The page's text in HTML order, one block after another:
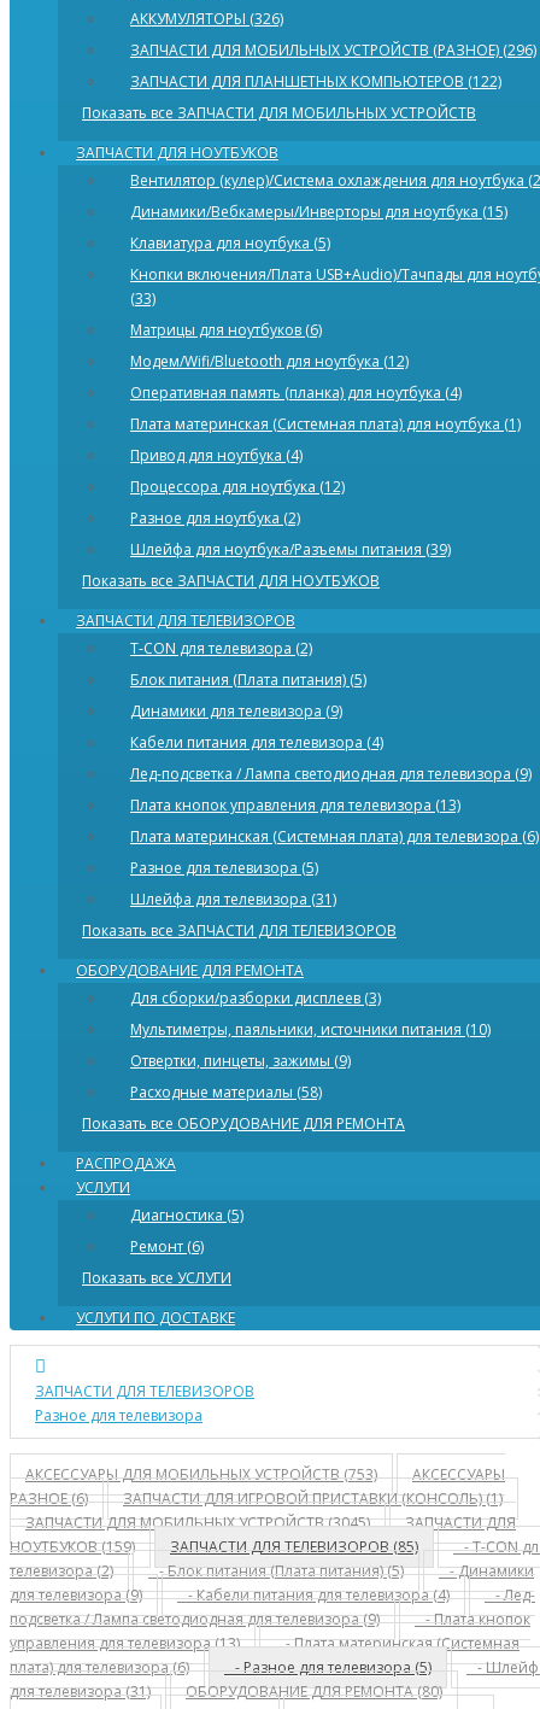
АККУМУЛЯТОРЫ (326)
ЗАПЧАСТИ ДЛЯ МОБИЛЬНЫХ УСТРОЙСТВ (РАЗНОЕ) (296)
ЗАПЧАСТИ ДЛЯ ПЛАНШЕТНЫХ КОМПЬЮТЕРОВ (122)
Показать все ЗАПЧАСТИ ДЛЯ МОБИЛЬНЫХ УСТРОЙСТВ
ЗАПЧАСТИ ДЛЯ НОУТБУКОВ
Вентилятор (кулер)/Система охлаждения для ноутбука
Динамики/Bебкамеры/Инверторы для ноутбука (15)
Клавиатура для ноутбука (5)
Кнопки включения/Плата USB+Audio)/Тачпады для
(33)
Матрицы для ноутбуков (6)
Модем/Wifi/Bluetooth для ноутбука (12)
Оперативная память (планка) для ноутбука (4)
Плата материнская (Системная плата) для ноутбука (1)
Привод для ноутбука (4)
Процессора для ноутбука (12)
Разное для ноутбука (2)
Шлейфа для ноутбука/Разъемы питания (39)
Показать все ЗАПЧАСТИ ДЛЯ НОУТБУКОВ
ЗАПЧАСТИ ДЛЯ ТЕЛЕВИЗОРОВ
T-CON для телевизора (2)
Блок питания (Плата питания) (5)
Динамики для телевизора (9)
Кабели питания для телевизора (4)
Лед-подсветка / Лампа светодиодная для телевизора (9)
Плата кнопок управления для телевизора (13)
Плата материнская (Системная плата) для телевизора (6)
Разное для телевизора (5)
Шлейфа для телевизора (31)
Показать все ЗАПЧАСТИ ДЛЯ ТЕЛЕВИЗОРОВ
ОБОРУДОВАНИЕ ДЛЯ РЕМОНТА
Для сборки/разборки дисплеев (3)
Мультиметры, паяльники, источники питания (10)
Отвертки, пинцеты, зажимы (9)
Расходные материалы (58)
Показать все ОБОРУДОВАНИЕ ДЛЯ РЕМОНТА
РАСПРОДАЖА
УСЛУГИ
Диагностика (5)
Ремонт (6)
Показать все УСЛУГИ
УСЛУГИ ПО ДОСТАВКЕ
ЗАПЧАСТИ ДЛЯ ТЕЛЕВИЗОРОВ
Разное для телевизора
АКСЕССУАРЫ ДЛЯ МОБИЛЬНЫХ УСТРОЙСТВ (753)
АКСЕССУАРЫ
РАЗНОЕ (6)
ЗАПЧАСТИ ДЛЯ ИГРОВОЙ ПРИСТАВКИ (КОНСОЛЬ) (1)
ЗАПЧАСТИ ДЛЯ МОБИЛЬНЫХ УСТРОЙСТВ (3045)
ЗАПЧАСТИ ДЛЯ
НОУТБУКОВ (159)
ЗАПЧАСТИ ДЛЯ ТЕЛЕВИЗОРОВ (85)
- T-CON
телевизора (2)
- Блок питания (Плата питания) (5)
- Динамики
для телевизора (9)
- Кабели питания для телевизора (4)
- Лед-
подсветка / Лампа светодиодная для телевизора (9)
- Плата кнопок
управления для телевизора (13)
- Плата материнская (Системная
плата) для телевизора (6)
- Разное для телевизора (5)
-
для телевизора (31)
ОБОРУДОВАНИЕ ДЛЯ РЕМОНТА (80)